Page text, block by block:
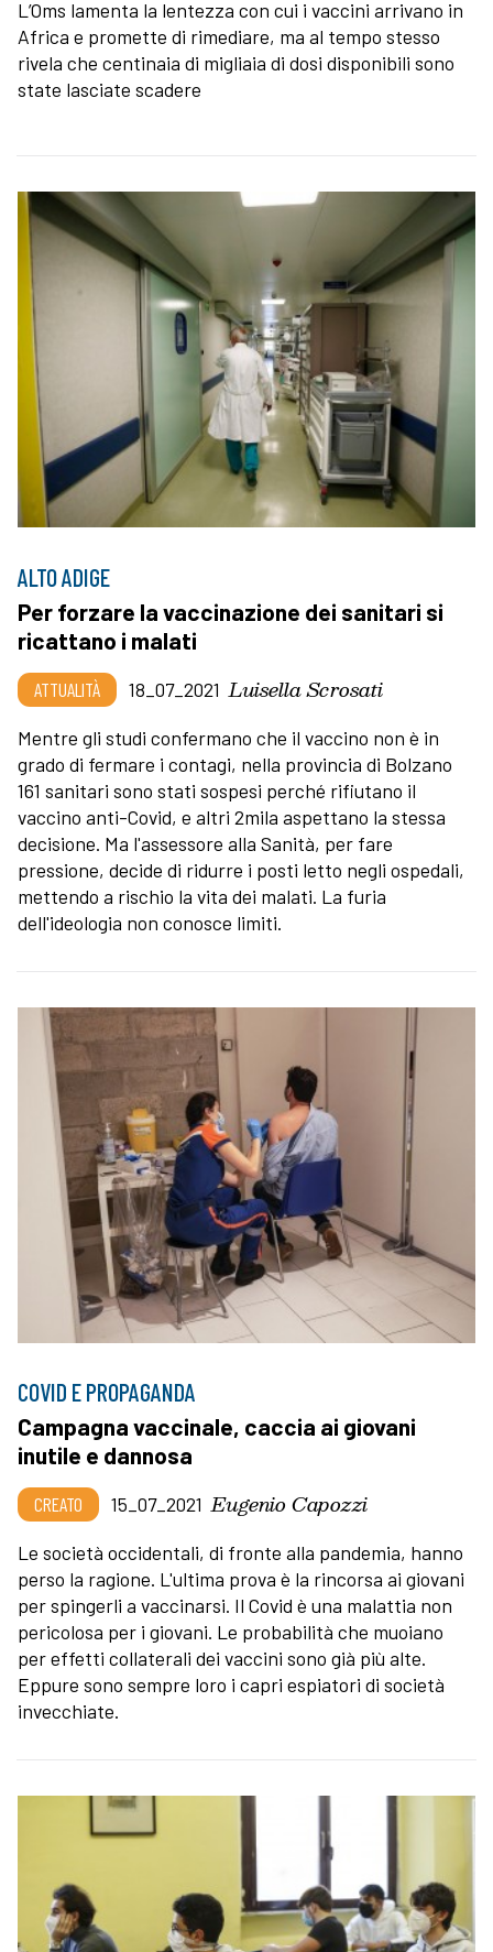
L’Oms lamenta la lentezza con cui i vaccini arrivano in
Africa e promette di rimediare, ma al tempo stesso
rivela che centinaia di migliaia di dosi disponibili sono
state lasciate scadere
ALTO ADIGE
Per forzare la vaccinazione dei sanitari si
ricattano i malati
ATTUALITÀ 18_07_2021 Luisella Scrosati
Mentre gli studi confermano che il vaccino non è in
grado di fermare i contagi, nella provincia di Bolzano
161 sanitari sono stati sospesi perché rifiutano il
vaccino anti-Covid, e altri 2mila aspettano la stessa
decisione. Ma l'assessore alla Sanità, per fare
pressione, decide di ridurre i posti letto negli ospedali,
mettendo a rischio la vita dei malati. La furia
dell'ideologia non conosce limiti.
COVID E PROPAGANDA
Campagna vaccinale, caccia ai giovani
inutile e dannosa
CREATO 15_07_2021 Eugenio Capozzi
Le società occidentali, di fronte alla pandemia, hanno
perso la ragione. L'ultima prova è la rincorsa ai giovani
per spingerli a vaccinarsi. Il Covid è una malattia non
pericolosa per i giovani. Le probabilità che muoiano
per effetti collaterali dei vaccini sono già più alte.
Eppure sono sempre loro i capri espiatori di società
invecchiate.